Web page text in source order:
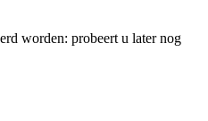
worden: probeert u later nog